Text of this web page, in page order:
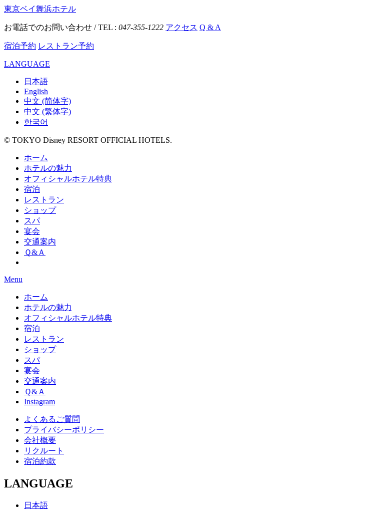
東京ベイ舞浜ホテル
お電話でのお問い合わせ / TEL : 047-355-1222 アクセス Q & A
宿泊予約 レストラン予約
LANGUAGE
日本語
English
中文 (简体字)
中文 (繁体字)
한국어
© TOKYO Disney RESORT OFFICIAL HOTELS.
ホーム
ホテルの魅力
オフィシャルホテル特典
宿泊
レストラン
ショップ
スパ
宴会
交通案内
Ｑ&Ａ
Menu
ホーム
ホテルの魅力
オフィシャルホテル特典
宿泊
レストラン
ショップ
スパ
宴会
交通案内
Ｑ&Ａ
Instagram
よくあるご質問
プライバシーポリシー
会社概要
リクルート
宿泊約款
LANGUAGE
日本語